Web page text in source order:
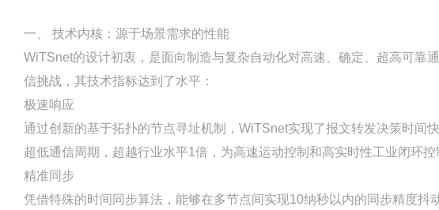
一、 技术内核：源于场景需求的性能
WiTSnet的设计初衷，是面向制造与复杂自动化对高速、确定、超高可靠
信挑战，其技术指标达到了水平：
极速响应
通过创新的基于拓扑的节点寻址机制，WiTSnet实现了报文转发决策时间
超低通信周期，超越行业水平1倍，为高速运动控制和高实时性工业闭环控
精准同步
凭借特殊的时间同步算法，能够在多节点间实现10纳秒以内的同步精度